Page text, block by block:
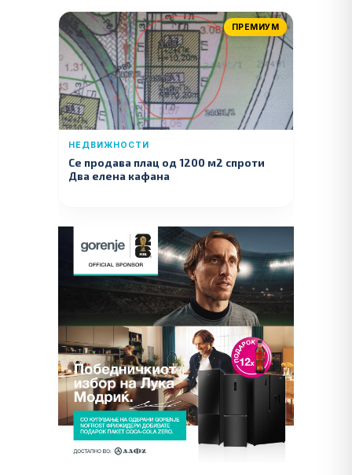
ПРЕМИУМ
НЕДВИЖНОСТИ
Се продава плац од 1200 м2 спроти
Два елена кафана